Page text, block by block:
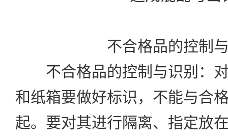
不合格品的控制
不合格品的控制与识别：对
和纸箱要做好标识，不能与合
起。要对其进行隔离、指定放